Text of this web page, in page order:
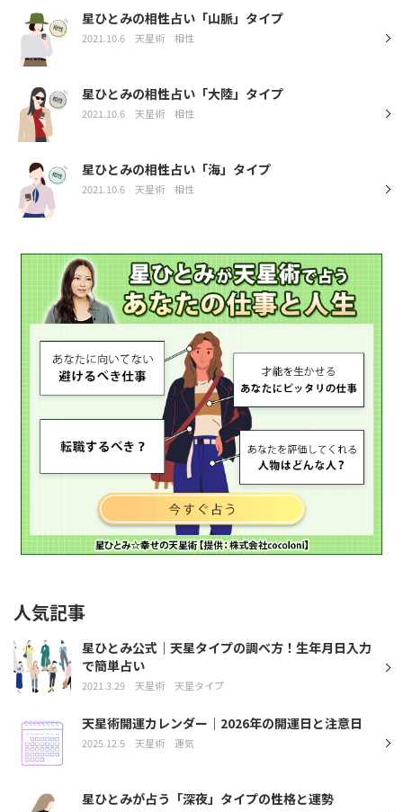
星ひとみの相性占い「山脈」タイプ
2021.10.6 天星術 相性
星ひとみの相性占い「大陸」タイプ
2021.10.6 天星術 相性
星ひとみの相性占い「海」タイプ
2021.10.6 天星術 相性
人気記事
星ひとみ公式｜天星タイプの調べ方！生年月日入力
で簡単占い
2021.3.29 天星術 天星タイプ
天星術開運カレンダー｜2026年の開運日と注意日
2025.12.5 天星術 運気
星ひとみが占う「深夜」タイプの性格と運勢